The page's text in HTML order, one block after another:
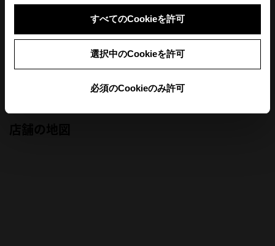
すべてのCookieを許可
選択中のCookieを許可
必須のCookieのみ許可
火曜日および第1・第3月曜 ※ 一部、特別営業日がございま
す。詳しくは営業日カレンダーをご確認ください
オンライン予約不可日
前月 翌月